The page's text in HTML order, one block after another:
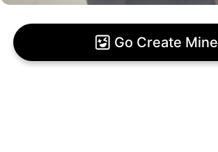
Go Create Mine